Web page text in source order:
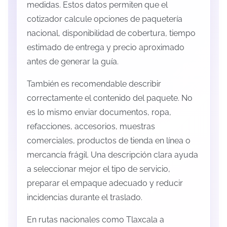
medidas. Estos datos permiten que el
cotizador calcule opciones de paquetería
nacional, disponibilidad de cobertura, tiempo
estimado de entrega y precio aproximado
antes de generar la guía.
También es recomendable describir
correctamente el contenido del paquete. No
es lo mismo enviar documentos, ropa,
refacciones, accesorios, muestras
comerciales, productos de tienda en línea o
mercancía frágil. Una descripción clara ayuda
a seleccionar mejor el tipo de servicio,
preparar el empaque adecuado y reducir
incidencias durante el traslado.
En rutas nacionales como Tlaxcala a